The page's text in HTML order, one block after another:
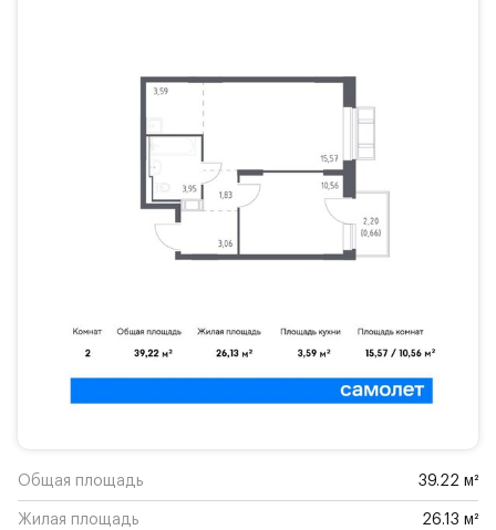
Общая площадь 39.22 м²
Жилая площадь 26.13 м²